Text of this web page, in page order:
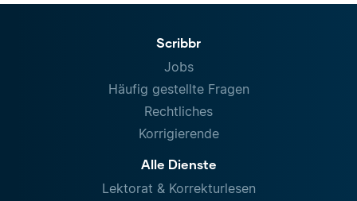
Scribbr
Jobs
Häufig gestellte Fragen
Rechtliches
Korrigierende
Alle Dienste
Lektorat & Korrekturlesen